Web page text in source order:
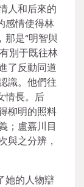
人和后來的
感情使得林
那是“明智與
別于既往林
了反動同道
識。他們往
情長。后
柳明的照料
；盧嘉川目
與之分辨，
她的人物辯